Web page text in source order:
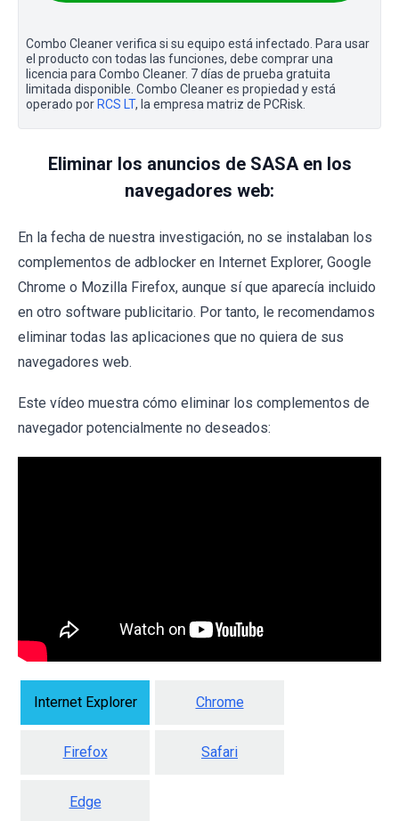
Combo Cleaner verifica si su equipo está infectado. Para usar
el producto con todas las funciones, debe comprar una
licencia para Combo Cleaner. 7 días de prueba gratuita
limitada disponible. Combo Cleaner es propiedad y está
operado por RCS LT, la empresa matriz de PCRisk.
Eliminar los anuncios de SASA en los
navegadores web:
En la fecha de nuestra investigación, no se instalaban los
complementos de adblocker en Internet Explorer, Google
Chrome o Mozilla Firefox, aunque sí que aparecía incluido
en otro software publicitario. Por tanto, le recomendamos
eliminar todas las aplicaciones que no quiera de sus
navegadores web.
Este vídeo muestra cómo eliminar los complementos de
navegador potencialmente no deseados:
Internet Explorer Chrome
Firefox Safari
Edge